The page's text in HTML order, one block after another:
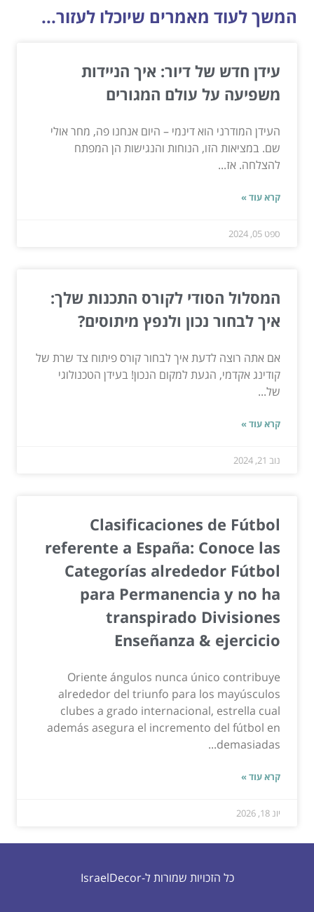
המשך לעוד מאמרים שיוכלו לעזור...
עידן חדש של דיור: איך הניידות
משפיעה על עולם המגורים
העידן המודרני הוא דינמי – היום אנחנו פה, מחר אולי
שם. במציאות הזו, הנוחות והנגישות הן המפתח
להצלחה. אז...
קרא עוד »
ספט 05, 2024
המסלול הסודי לקורס התכנות שלך:
איך לבחור נכון ולנפץ מיתוסים?
אם אתה רוצה לדעת איך לבחור קורס פיתוח צד שרת של
קודינג אקדמי, הגעת למקום הנכון! בעידן הטכנולוגי
של...
קרא עוד »
נוב 21, 2024
Clasificaciones de Fútbol
referente a España: Conoce las
Categorías alrededor Fútbol
para Permanencia y no ha
transpirado Divisiones
Enseñanza & ejercicio
Oriente ángulos nunca único contribuye
alrededor del triunfo para los mayúsculos
clubes a grado internacional, estrella cual
además asegura el incremento del fútbol en
demasiadas...
קרא עוד »
יונ 18, 2026
כל הזכויות שמורות ל-IsraelDecor